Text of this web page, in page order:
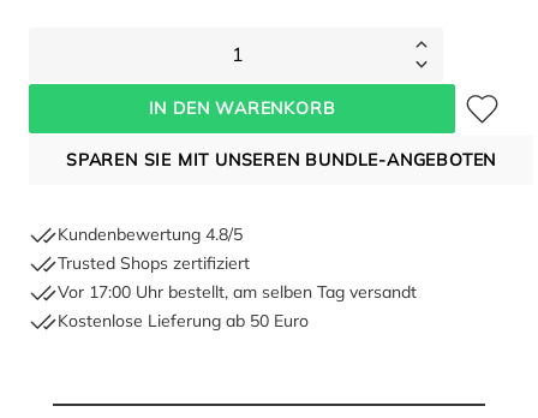
1
IN DEN WARENKORB
Zum
SPAREN SIE MIT UNSEREN BUNDLE-ANGEBOTEN
Kundenbewertung 4.8/5
Trusted Shops zertifiziert
Vor 17:00 Uhr bestellt, am selben Tag versandt
Kostenlose Lieferung ab 50 Euro